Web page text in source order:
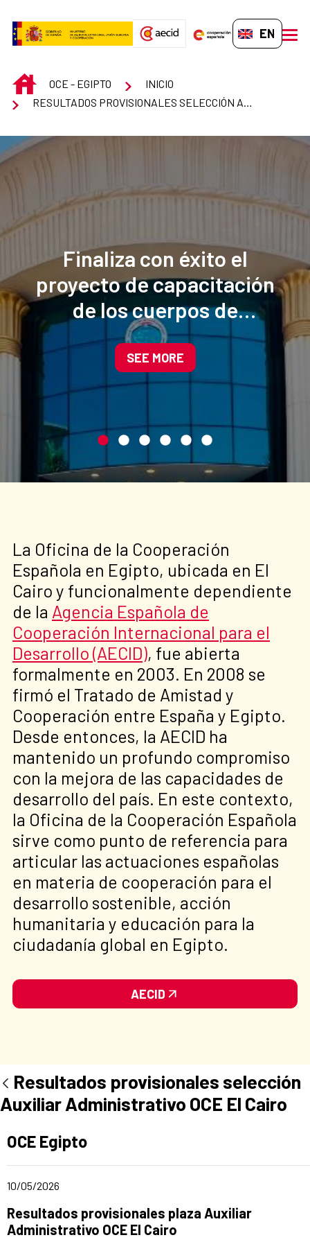
EN-GB
INICIOOCE - EGIPTO
INICIO
Finaliza con éxito el
proyecto de capacitación
de los cuerpos de
seguridad egipcio apoyado
por el Ministerio de Interior
de España
SEE MORE
La Oficina de la Cooperación
Española en Egipto, ubicada en El
Cairo y funcionalmente dependiente
de la Agencia Española de
Cooperación Internacional para el
Desarrollo (AECID), fue abierta
formalmente en 2003. En 2008 se
firmó el Tratado de Amistad y
Cooperación entre España y Egipto.
Desde entonces, la AECID ha
mantenido un profundo compromiso
con la mejora de las capacidades de
desarrollo del país. En este contexto,
la Oficina de la Cooperación Española
sirve como punto de referencia para
articular las actuaciones españolas
en materia de cooperación para el
desarrollo sostenible, acción
humanitaria y educación para la
ciudadanía global en Egipto.
AECID
Resultados provisionales selección
Auxiliar Administrativo OCE El Cairo
Ad section:
OCE Egipto
Date of publication of the news item
10/05/2026
Title of the announcement:
Resultados provisionales plaza Auxiliar
Administrativo OCE El Cairo